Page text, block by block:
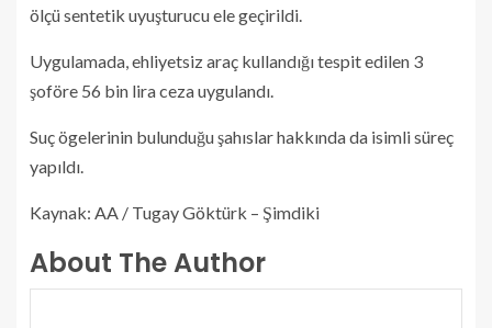
ölçü sentetik uyuşturucu ele geçirildi.
Uygulamada, ehliyetsiz araç kullandığı tespit edilen 3
şoföre 56 bin lira ceza uygulandı.
Suç ögelerinin bulunduğu şahıslar hakkında da isimli süreç
yapıldı.
Kaynak: AA / Tugay Göktürk – Şimdiki
About The Author